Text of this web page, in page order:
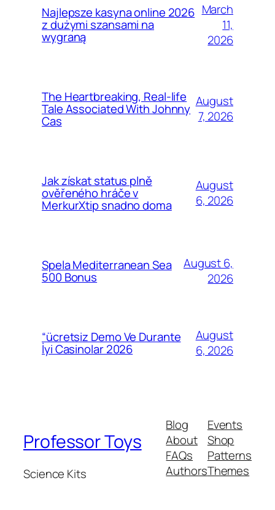
Najlepsze kasyna online 2026
z dużymi szansami na
wygraną
March
11,
2026
The Heartbreaking, Real-life
Tale Associated With Johnny
Cas
August
7, 2026
Jak získat status plně
ověřeného hráče v
MerkurXtip snadno doma
August
6, 2026
Spela Mediterranean Sea
500 Bonus
August 6,
2026
“ücretsiz Demo Ve Durante
İyi Casinolar 2026
August
6, 2026
Professor Toys
Science Kits
Blog
About
FAQs
Authors
Events
Shop
Patterns
Themes